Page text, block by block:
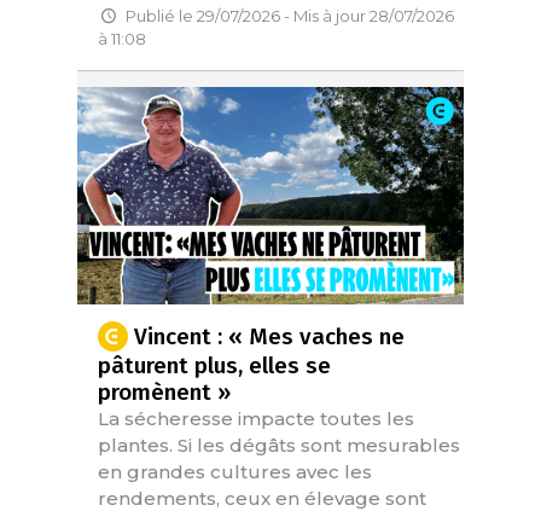
Publié le 29/07/2026 - Mis à jour 28/07/2026
à 11:08
Vincent : « Mes vaches ne
pâturent plus, elles se
promènent »
La sécheresse impacte toutes les
plantes. Si les dégâts sont mesurables
en grandes cultures avec les
rendements, ceux en élevage sont